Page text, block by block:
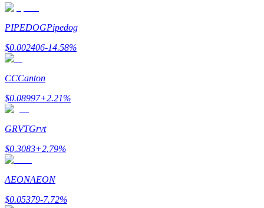
แนะนำ
PIPEDOGPipedog
$0.002406-14.58%
CCCanton
$0.08997+2.21%
GRVTGrvt
$0.3083+2.79%
AEONAEON
$0.05379-7.72%